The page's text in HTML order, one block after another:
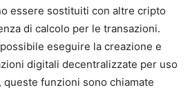
essere sostituiti con altre cripto
di calcolo per le transazioni.
eseguire la creazione e
digitali decentralizzate per uso
queste funzioni sono chiamate